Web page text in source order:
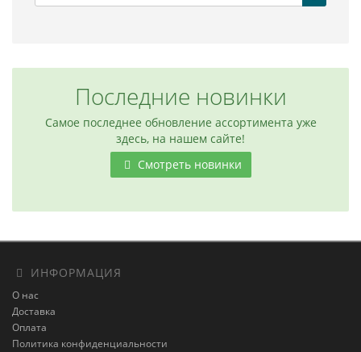
Последние новинки
Самое последнее обновление ассортимента уже
здесь, на нашем сайте!
Смотреть новинки
ИНФОРМАЦИЯ
О нас
Доставка
Оплата
Политика конфиденциальности